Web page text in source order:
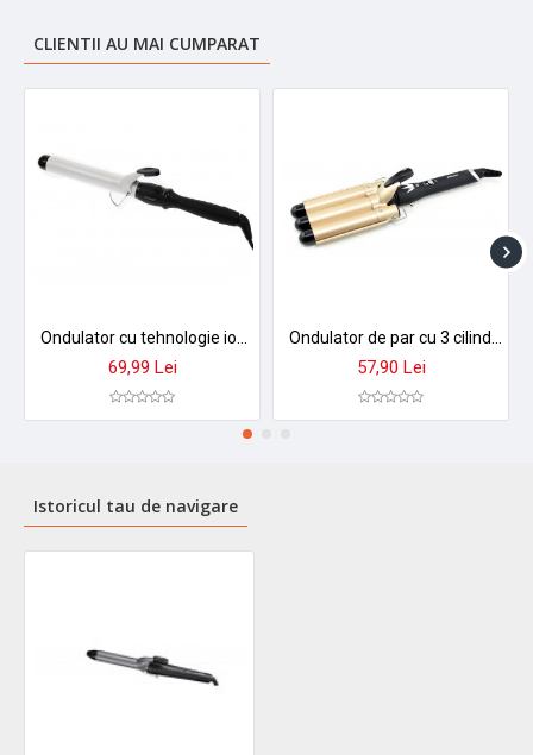
CLIENTII AU MAI CUMPARAT
69,99 Lei 57,90 Lei
Istoricul tau de navigare